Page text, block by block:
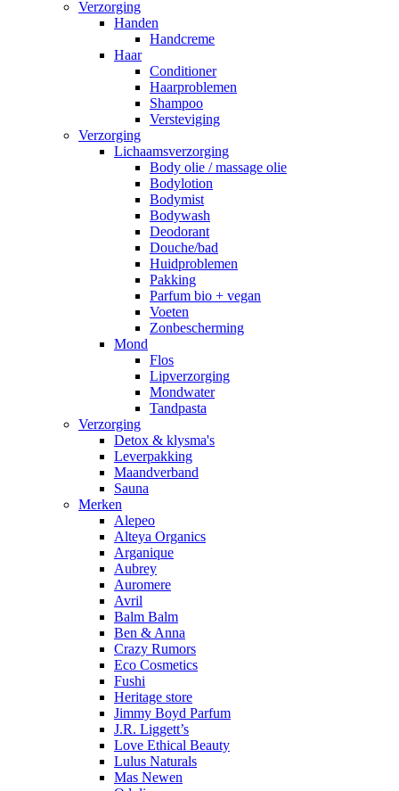
Verzorging
Handen
Handcreme
Haar
Conditioner
Haarproblemen
Shampoo
Versteviging
Verzorging
Lichaamsverzorging
Body olie / massage olie
Bodylotion
Bodymist
Bodywash
Deodorant
Douche/bad
Huidproblemen
Pakking
Parfum bio + vegan
Voeten
Zonbescherming
Mond
Flos
Lipverzorging
Mondwater
Tandpasta
Verzorging
Detox & klysma's
Leverpakking
Maandverband
Sauna
Merken
Alepeo
Alteya Organics
Arganique
Aubrey
Auromere
Avril
Balm Balm
Ben & Anna
Crazy Rumors
Eco Cosmetics
Fushi
Heritage store
Jimmy Boyd Parfum
J.R. Liggett’s
Love Ethical Beauty
Lulus Naturals
Mas Newen